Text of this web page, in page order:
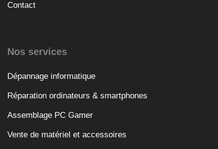
Contact
Nos services
Dépannage informatique
Réparation ordinateurs & smartphones
Assemblage PC Gamer
Vente de matériel et accessoires